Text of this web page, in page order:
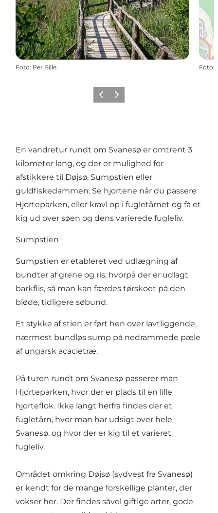
Foto: Per Bille Foto:
Forrige billede
Næste billede
En vandretur rundt om Svanesø er omtrent 3
kilometer lang, og der er mulighed for
afstikkere til Døjsø, Sumpstien eller
guldfiskedammen. Se hjortene når du passere
Hjorteparken, eller kravl op i fugletårnet og få et
kig ud over søen og dens varierede fugleliv.
Sumpstien
Sumpstien er etableret ved udlægning af
bundter af grene og ris, hvorpå der er udlagt
barkflis, så man kan færdes tørskoet på den
bløde, tidligere søbund.
Et stykke af stien er ført hen over lavtliggende,
nærmest bundløs sump på nedrammede pæle
af ungarsk acacietræ.
På turen rundt om Svanesø passerer man
Hjorteparken, hvor der er plads til en lille
hjorteflok. Ikke langt herfra findes der et
fugletårn, hvor man har udsigt over hele
Svanesø, og hvor der er kig til et varieret
fugleliv.
Området omkring Døjsø (sydvest fra Svanesø)
er kendt for de mange forskellige planter, der
vokser her. Der findes såvel giftige arter, gode